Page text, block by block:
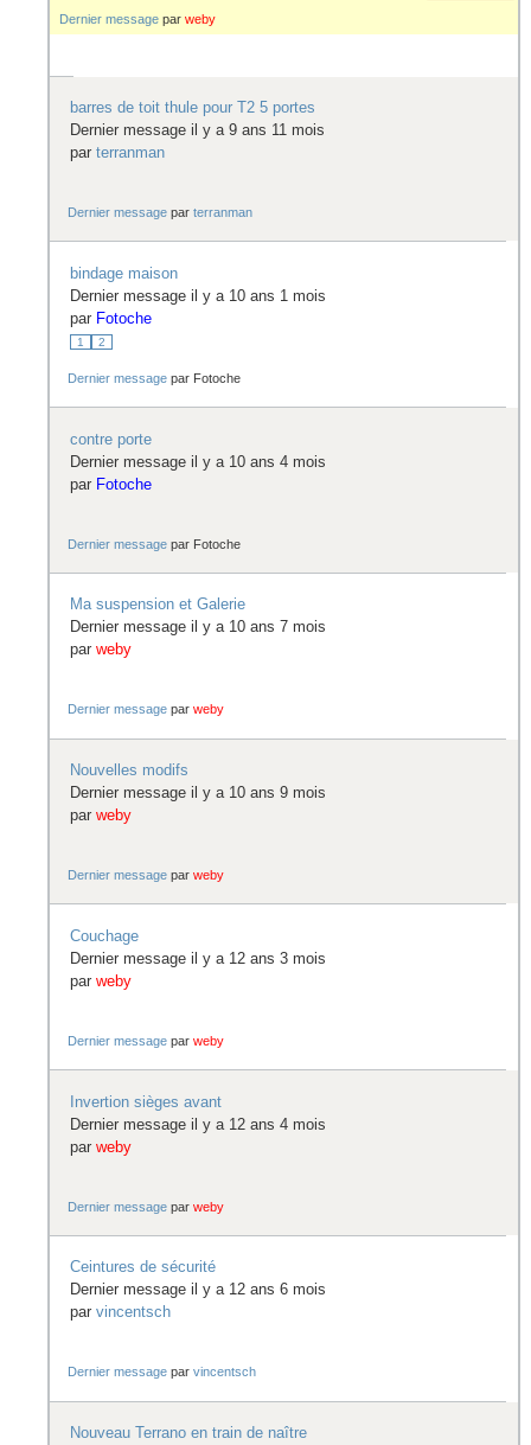
Dernier message par weby
barres de toit thule pour T2 5 portes
Dernier message il y a 9 ans 11 mois
par terranman
Dernier message parterranman
bindage maison
Dernier message il y a 10 ans 1 mois
par Fotoche
1 2
Dernier message par Fotoche
contre porte
Dernier message il y a 10 ans 4 mois
par Fotoche
Dernier message par Fotoche
Ma suspension et Galerie
Dernier message il y a 10 ans 7 mois
par weby
Dernier message parweby
Nouvelles modifs
Dernier message il y a 10 ans 9 mois
par weby
Dernier message parweby
Couchage
Dernier message il y a 12 ans 3 mois
par weby
Dernier message parweby
Invertion sièges avant
Dernier message il y a 12 ans 4 mois
par weby
Dernier message parweby
Ceintures de sécurité
Dernier message il y a 12 ans 6 mois
par vincentsch
Dernier message parvincentsch
Nouveau Terrano en train de naître